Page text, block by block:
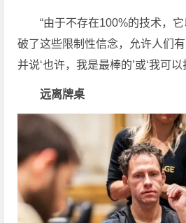
“由于不存在100%的技术，
破了这些限制性信念，允许人们
并说‘也许，我是最棒的’或‘我可
远离牌桌